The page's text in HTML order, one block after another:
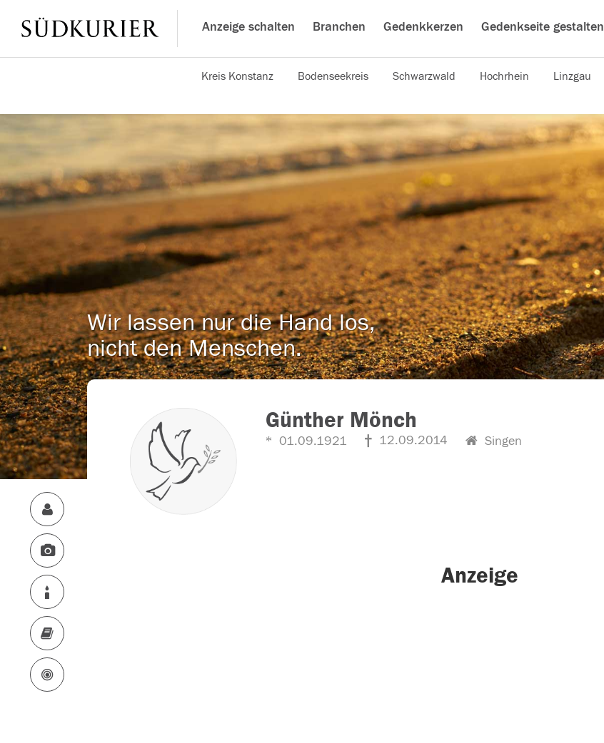
Anzeige schalten Branchen Gedenkkerzen Gedenkseite gestalten
Kreis Konstanz Bodenseekreis Schwarzwald Hochrhein Linzgau
Wir lassen nur die Hand los,
nicht den Menschen.
Günther Mönch
01.09.1921 12.09.2014 Singen
Anzeige